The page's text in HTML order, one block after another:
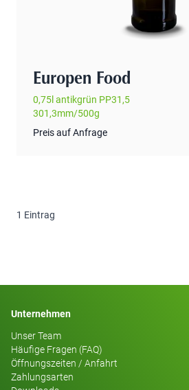
Europen Food
0,75l antikgrün PP31,5
301,3mm/500g
Preis auf Anfrage
1 Eintrag
Unternehmen
Unser Team
Häufige Fragen (FAQ)
Öffnungszeiten / Anfahrt
Zahlungsarten